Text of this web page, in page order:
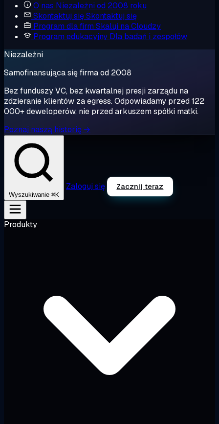
O nas Niezależni od 2008 roku
Skontaktuj sięSkontaktuj się
Program dla firm Skaluj na Cloudzy
Program edukacyjny Dla badań i zespołów
Niezależni
Samofinansująca się firma od 2008
Bez funduszy VC, bez kwartalnej presji zarządu na
zdzieranie klientów za egress. Odpowiadamy przed 122
000+ deweloperów, nie przed arkuszem spółki matki.
Poznaj naszą historię →
Wyszukiwanie ⌘K
Zaloguj się Zacznij teraz
Produkty